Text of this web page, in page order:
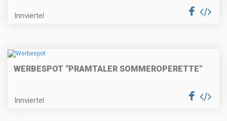
Innviertel
WERBESPOT "PRAMTALER SOMMEROPERETTE"
Innviertel